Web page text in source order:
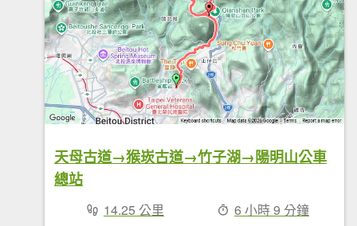
天母古道→猴崁古道→竹子湖→陽明山公車
總站
14.25 公里
6 小時 9 分鐘